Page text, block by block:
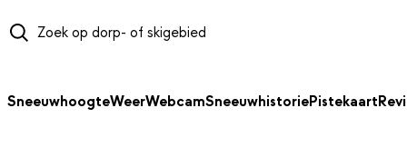
SneeuwhoogteWeerWebcamSneeuwhistoriePistekaart